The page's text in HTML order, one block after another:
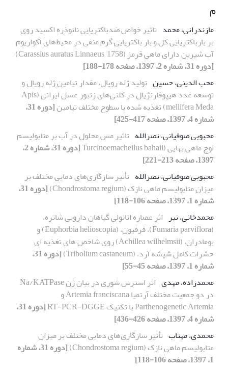
م
مازندرانی، محمد تاثیر خواص ضدباکتریایی نانوذره اکسید روی
بر بارباکتریایی کل و بار باکتریایی گرم منفی در محیط‌های آکواریوم
آب شیرین دارای ماهی قرمز (Carassius auratus Linnaeus, 1758)
[دوره 31، شماره 2، 1397، صفحه 178-188]
محب الدینی، حسین تولید ژله رویال، مقدار تیامین ژله رویال و
توسعه غدد هیپوفارنژیال در کلنی‌های زنبور عسل ایرانی (Apis
mellifera Meda) تغذیه شده با سطوح مختلف تیامین
[دوره 31،
شماره 4، 1397، صفحه 417-425]
محبوبی صوفیانی، نصرالله تاثیر مس محلول در آب بر متابولیسم
لوچ ماهی بهایی (Turcinoemacheilus bahaii
[دوره 31، شماره 2،
1397، صفحه 213-221]
محبوبی صوفیانی، نصرالله تأثیر سازگاری‌های دمایی مختلف بر
میزان متابولیسم ماهی نازک (Chondrostoma regium)
[دوره 31،
شماره 1، 1397، صفحه 106-118]
محمدخانی، نیر اثر عصاره اتانولی گیاهان دارویی شاتره،
(Fumaria parviflora)، فرفیون، (Euphorbia helioscopia) و
بومادران، (Achillea wilhelmsii) روی شاخص های تغذیه ای
حشرات کامل شپشه آرد، (Tribolium castaneum)
[دوره 31،
شماره 1، 1397، صفحه 45-55]
محمدزاده، مهدی
اثر استرس شوری در بیان ژن Na/KATPase
در دو جمعیت مختلف آرتمیا Artemia franciscana و
Parthenogenetic Artemia با تکنیک RT-PCR-DGGE
[دوره 31،
شماره 4، 1397، صفحه 426-436]
محمدی، مهتاب تأثیر سازگاری‌های دمایی مختلف بر میزان
متابولیسم ماهی نازک (Chondrostoma regium)
[دوره 31، شماره
1، 1397، صفحه 106-118]